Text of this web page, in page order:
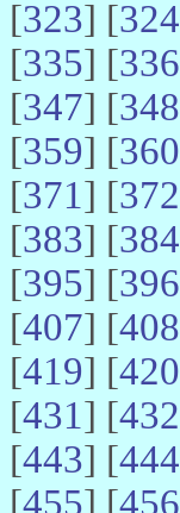
[323] [324
[335] [336
[347] [348
[359] [360
[371] [372
[383] [384
[395] [396
[407] [408
[419] [420
[431] [432
[443] [444
[455] [456